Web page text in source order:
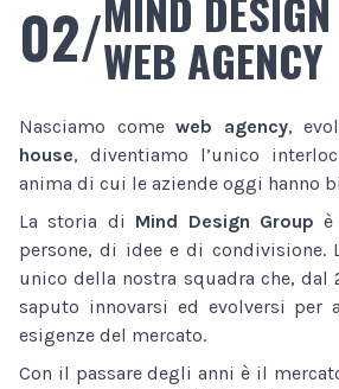
02/MIND DESIGN
WEB AGENCY
Nasciamo come web agency,
house, diventiamo l’unico
anima di cui le aziende oggi hanno
La storia di Mind Design Group
persone, di idee e di condivisione.
unico della nostra squadra che, dal
saputo innovarsi ed evolversi per
esigenze del mercato.
Con il passare degli anni è il